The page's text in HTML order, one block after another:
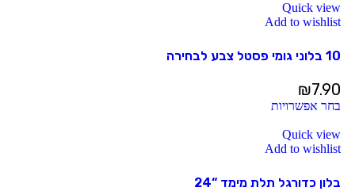
Quick view
Add to wishlist
10 בלוני גומי פסטל צבע לבחירה
₪7.90
בחר אפשרויות
Quick view
Add to wishlist
בלון כדורגל תלת מימד “24